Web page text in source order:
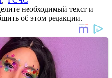
необходимый текст и
об этом редакции.